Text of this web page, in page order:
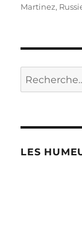
Martinez,
Recherche
pour :
LES